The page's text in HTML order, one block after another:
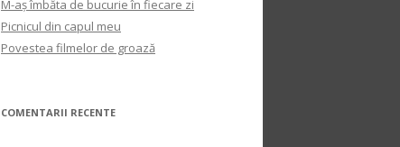
M-aș îmbăta de bucurie în fiecare zi
Picnicul din capul meu
Povestea filmelor de groază
COMENTARII RECENTE